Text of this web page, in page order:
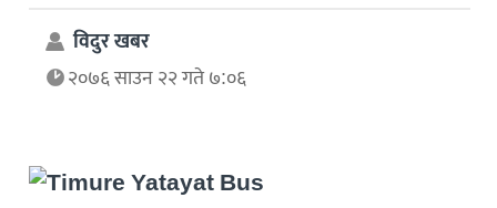
विदुर खबर
२०७६ साउन २२ गते ७:०६